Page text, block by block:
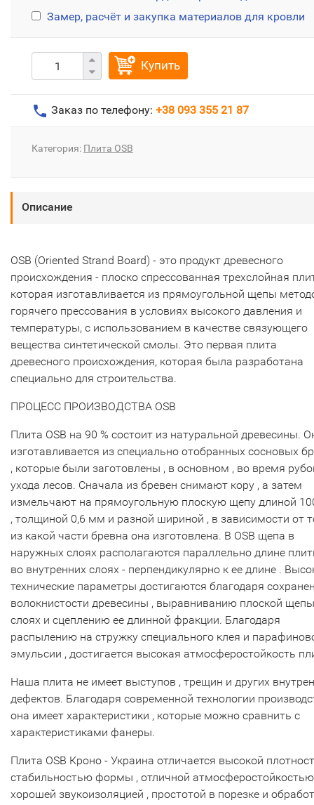
Замер, расчёт и закупка материалов для кровли
Купить
Заказ по телефону: +38 093 355 21 87
Категория: Плита ОSB
Описание
OSB (Oriented Strand Board) - это продукт древесного
происхождения - плоско спрессованная трехслойная
которая изготавливается из прямоугольной щепы
горячего прессования в условиях высокого давления и
температуры, с использованием в качестве связующего
вещества синтетической смолы. Это первая плита
древесного происхождения, которая была разработана
специально для строительства.
ПРОЦЕСС ПРОИЗВОДСТВА OSB
Плита OSB на 90 % состоит из натуральной древесины.
изготавливается из специально отобранных сосновых
, которые были заготовлены , в основном , во время
ухода лесов. Сначала из бревен снимают кору , а затем
измельчают на прямоугольную плоскую щепу длиной
, толщиной 0,6 мм и разной шириной , в зависимости от
из какой части бревна она изготовлена. В OSB щепа в
наружных слоях располагаются параллельно длине
во внутренних слоях - перпендикулярно к ее длине .
технические параметры достигаются благодаря
волокнистости древесины , выравниванию плоской
слоях и сцеплению ее длинной фракции. Благодаря
распылению на стружку специального клея и
эмульсии , достигается высокая атмосферостойкость
Наша плита не имеет выступов , трещин и других
дефектов. Благодаря современной технологии
она имеет характеристики , которые можно сравнить с
характеристиками фанеры.
Плита OSB Кроно - Украина отличается высокой
стабильностью формы , отличной
хорошей звукоизоляцией , простотой в порезке и